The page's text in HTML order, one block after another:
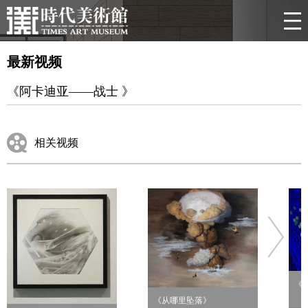
最新视频
《阿卡迪亚——战士 》
相关视频
《从哪里坠落》
《